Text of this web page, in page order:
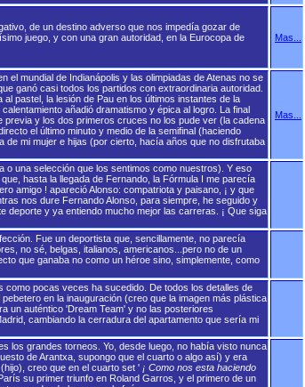
de un destino adverso que nos impedía gozar de
juego, y con una gran autoridad, en la Eurocopa de
Mas...
el mundial de Indianápolis y las olimpiadas de Atenas no se
ganó casi todos los partidos con extraordinaria autoridad.
pastel, la lesión de Pau en los últimos instantes de la
añadió dramatismo y épica al logro. La final
y los dos primeros cruces no los pude ver (la cadena
el último minuto y medio de la semifinal (haciendo
de mi mujer e hijas (por cierto, hacía años que no disfrutaba
Mas...
o una selección que los sentimos como nuestros). Y eso
hasta la llegada de Fernando, la Fórmula I me parecía
amigo ! apareció Alonso: compatriota y paisano, ¡ y que
nos dure Fernando Alonso, para siempre, he seguido y
deporte y ya entiendo mucho mejor las carreras. ¡ Que siga
Fue un deportista que, sencillamente, no parecía
no sé, belgas, italianos, americanos...pero no de un
que ganaba no como un héroe sino, simplemente, como
como pocas veces ha sucedido. De todos los detalles de
en la inauguración (creo que la imagen más plástica
un auténtico 'Dream Team' y no las posteriores
cambiando la cerradura del apartamento que sería mi
los grandes torneos. Yo, desde luego, no había visto nunca
de Arantxa, supongo que el cuarto o algo así) y era
creo que en el cuarto set ' ¡ Como nos esta haciendo
su primer triunfo en Roland Garros, y el primero de un